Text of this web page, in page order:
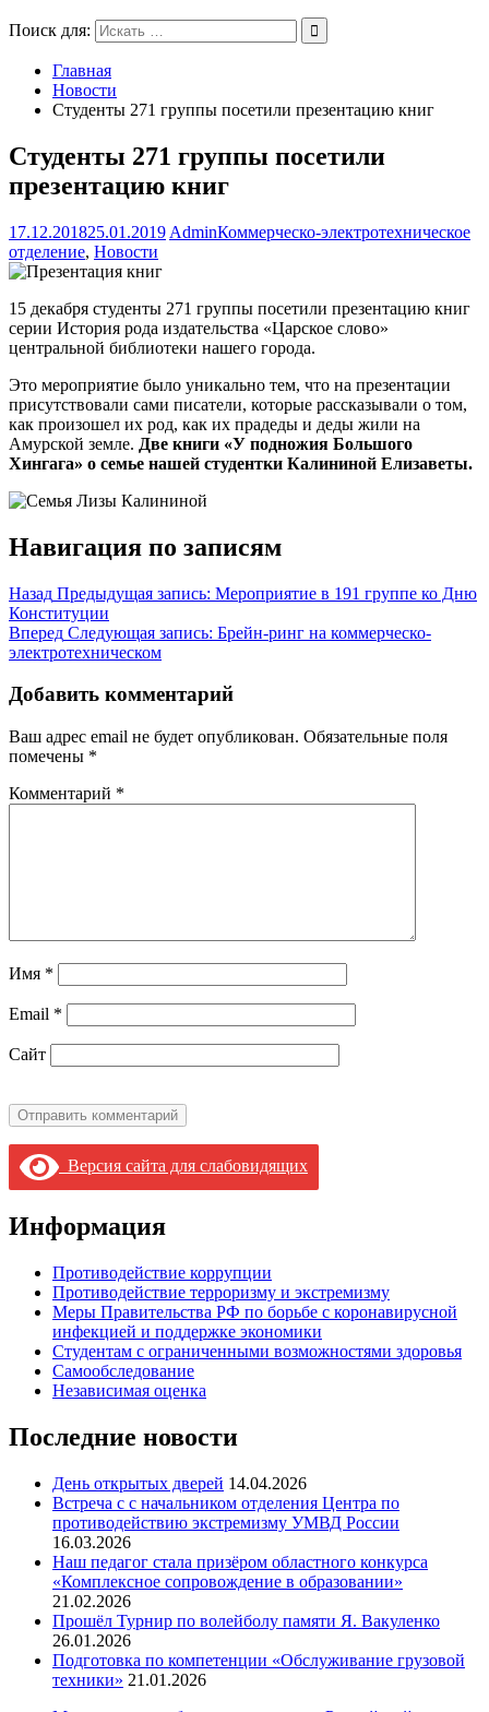
Поиск для:
Главная
Новости
Студенты 271 группы посетили презентацию книг
Студенты 271 группы посетили
презентацию книг
17.12.201825.01.2019 AdminКоммерческо-электротехническое
отделение, Новости
15 декабря студенты 271 группы посетили презентацию книг
серии История рода издательства «Царское слово»
центральной библиотеки нашего города.
Это мероприятие было уникально тем, что на презентации
присутствовали сами писатели, которые рассказывали о том,
как произошел их род, как их прадеды и деды жили на
Амурской земле. Две книги «У подножия Большого
Хингага» о семье нашей студентки Калининой Елизаветы.
Навигация по записям
Назад Предыдущая запись: Мероприятие в 191 группе ко Дню
Конституции
Вперед Следующая запись: Брейн-ринг на коммерческо-
электротехническом
Добавить комментарий
Ваш адрес email не будет опубликован. Обязательные поля
помечены *
Комментарий *
Имя *
Email *
Сайт
Версия сайта для слабовидящих
Информация
Противодействие коррупции
Противодействие терроризму и экстремизму
Меры Правительства РФ по борьбе с коронавирусной
инфекцией и поддержке экономики
Студентам с ограниченными возможностями здоровья
Самообследование
Независимая оценка
Последние новости
День открытых дверей 14.04.2026
Встреча с с начальником отделения Центра по
противодействию экстремизму УМВД России
16.03.2026
Наш педагог стала призёром областного конкурса
«Комплексное сопровождение в образовании»
21.02.2026
Прошёл Турнир по волейболу памяти Я. Вакуленко
26.01.2026
Подготовка по компетенции «Обслуживание грузовой
техники» 21.01.2026